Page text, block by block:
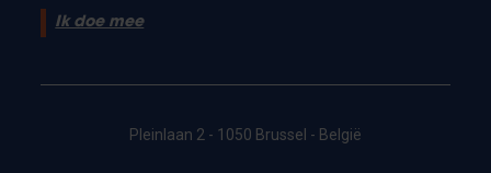
Ik doe mee
Pleinlaan 2 - 1050 Brussel - België